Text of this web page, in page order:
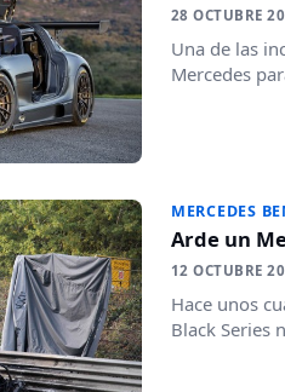
28 OCTUBRE
Una de las
Mercedes
MERCEDES
Arde un
12 OCTUBRE
Hace unos
Black Series